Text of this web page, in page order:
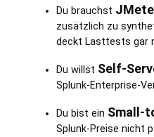
Du brauchst
zusätzlich zu
deckt Lasttests gar
Du willst Self-
Splunk-Enterprise-
Du bist ein Small-
Splunk-Preise nicht